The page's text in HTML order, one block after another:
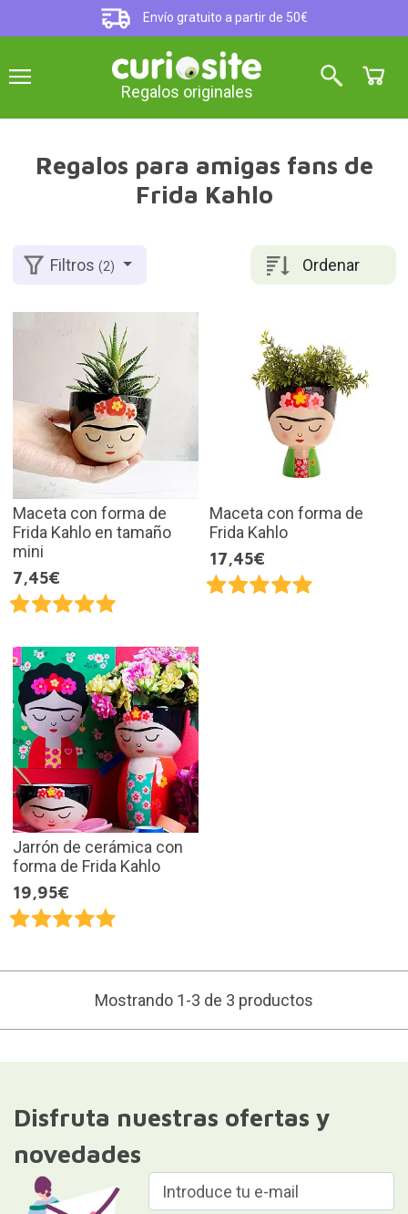
Envío gratuito a partir de 50€
Regalos originales
Regalos para amigas fans de
Frida Kahlo
Ordenar
Filtros(2)
Maceta con forma de
Frida Kahlo en tamaño
mini
7,45€
Maceta con forma de
Frida Kahlo
17,45€
Jarrón de cerámica con
forma de Frida Kahlo
19,95€
Mostrando 1-3 de 3 productos
Disfruta nuestras ofertas y
novedades